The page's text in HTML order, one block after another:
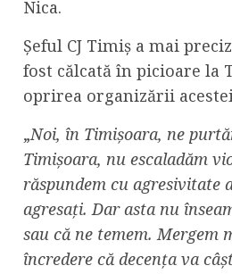
Nica.
Șeful CJ Timiș a mai
fost călcată în picioare la
oprirea organizării
„Noi, în Timișoara, ne
Timișoara, nu escaladăm
răspundem cu agresivitate
agresați. Dar asta nu
sau că ne temem. Mergem
încredere că decența va